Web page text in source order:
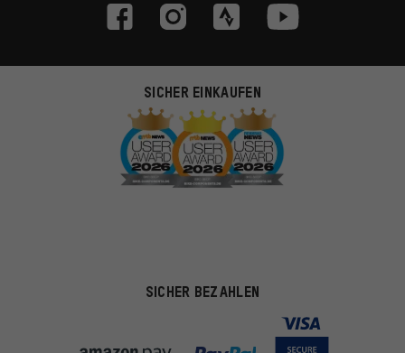
SICHER EINKAUFEN
SICHER BEZAHLEN